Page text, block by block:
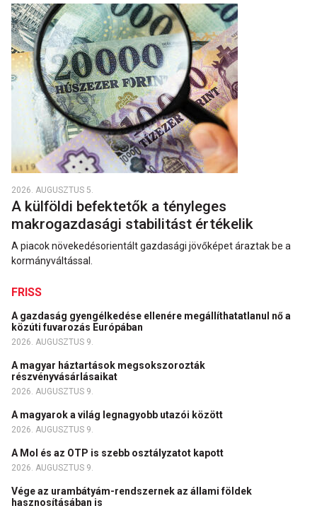
2026. AUGUSZTUS 5.
A külföldi befektetők a tényleges
makrogazdasági stabilitást értékelik
A piacok növekedésorientált gazdasági jövőképet áraztak be a
kormányváltással.
FRISS
A gazdaság gyengélkedése ellenére megállíthatatlanul nő a
közúti fuvarozás Európában
2026. AUGUSZTUS 9.
A magyar háztartások megsokszorozták
részvényvásárlásaikat
2026. AUGUSZTUS 9.
A magyarok a világ legnagyobb utazói között
2026. AUGUSZTUS 9.
A Mol és az OTP is szebb osztályzatot kapott
2026. AUGUSZTUS 9.
Vége az urambátyám-rendszernek az állami földek
hasznosításában is